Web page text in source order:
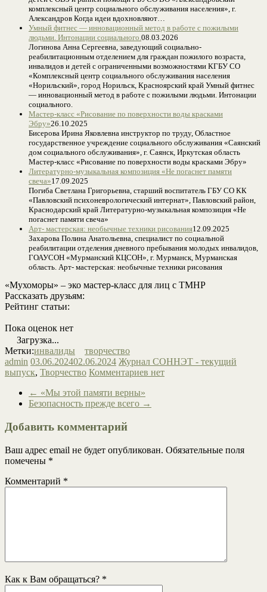
комплексный центр социального обслуживания населения», г.
Александров Когда идеи вдохновляют…
Умный фитнес — инновационный метод в работе с пожилыми
людьми. Интонации социального.08.03.2026
Логинова Анна Сергеевна, заведующий социально-
реабилитационным отделением для граждан пожилого возраста,
инвалидов и детей с ограниченными возможностями КГБУ СО
«Комплексный центр социального обслуживания населения
«Норильский», город Норильск, Красноярский край Умный фитнес
— инновационный метод в работе с пожилыми людьми. Интонации
социального.
Мастер-класс «Рисование по поверхности воды красками
Эбру»26.10.2025
Бисерова Ирина Яковлевна инструктор по труду, Областное
государственное учреждение социального обслуживания «Саянский
дом социального обслуживания», г. Саянск, Иркутская область
Мастер-класс «Рисование по поверхности воды красками Эбру»
Литературно-музыкальная композиция «Не погаснет памяти
свеча»17.09.2025
Погиба Светлана Григорьевна, старший воспитатель ГБУ СО КК
«Павловский психоневрологический интернат», Павловский район,
Краснодарский край Литературно-музыкальная композиция «Не
погаснет памяти свеча»
Арт- мастерская: необычные техники рисования12.09.2025
Захарова Полина Анатольевна, специалист по социальной
реабилитации отделения дневного пребывания молодых инвалидов,
ГОАУСОН «Мурманский КЦСОН», г. Мурманск, Мурманская
область. Арт- мастерская: необычные техники рисования
«Мухоморы» – эко мастер-класс для лиц с ТМНР
Рассказать друзьям:
Рейтинг статьи:
Пока оценок нет
Загрузка...
Метки:инвалиды
творчество
admin 03.06.202402.06.2024 Журнал СОННЭТ - текущий
выпуск, Творчество Комментариев нет
← «Мы этой памяти верны»
Безопасность прежде всего →
Добавить комментарий
Ваш адрес email не будет опубликован. Обязательные поля
помечены *
Комментарий *
Как к Вам обращаться? *